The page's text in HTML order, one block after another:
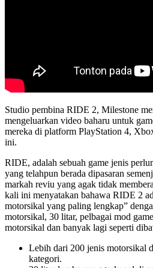
Studio pembina RIDE 2, Milestone
mengeluarkan video baharu untuk
mereka di platform PlayStation 4,
ini.
RIDE, adalah sebuah game jenis
yang telahpun berada dipasaran
markah reviu yang agak tidak
kali ini menyatakan bahawa RIDE 2
motorsikal yang paling lengkap”
motorsikal, 30 litar, pelbagai mod
motorsikal dan banyak lagi seperti
Lebih dari 200 jenis motorsikal
kategori.